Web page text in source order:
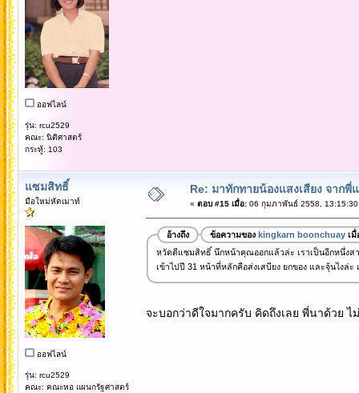
ออฟไลน์
รุ่น: rcu2529
คณะ: นิติศาสตร์
กระทู้: 103
แซมสิทธิ์
มือใหม่หัดเมาท์
ออฟไลน์
รุ่น: rcu2529
คณะ: คณะหอ แผนกรัฐศาสตร์
Re: มาทักทายน้องแสงเสียง จากพี่
« ตอบ #15 เมื่อ:06 กุมภาพันธ์ 2558, 13:15:30
อ้างถึง ข้อความของ kingkarn boonchuayเมื่
หวัดดีแซมสิทธิ์ นึกหน้าคุณออกแล้วล่ะ เราเป็นอีกหนึ่งส
เข้าไปปี 31 หน้าที่หลักคือส่งเสบียง ยกของ และจุ้นไงล่ะ
จะบอกว่าดีใจมากครับ คิดถึงเลย พี่นาด้วย ไ